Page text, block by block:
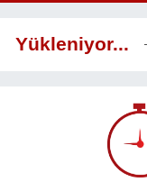
Yükleniyor...